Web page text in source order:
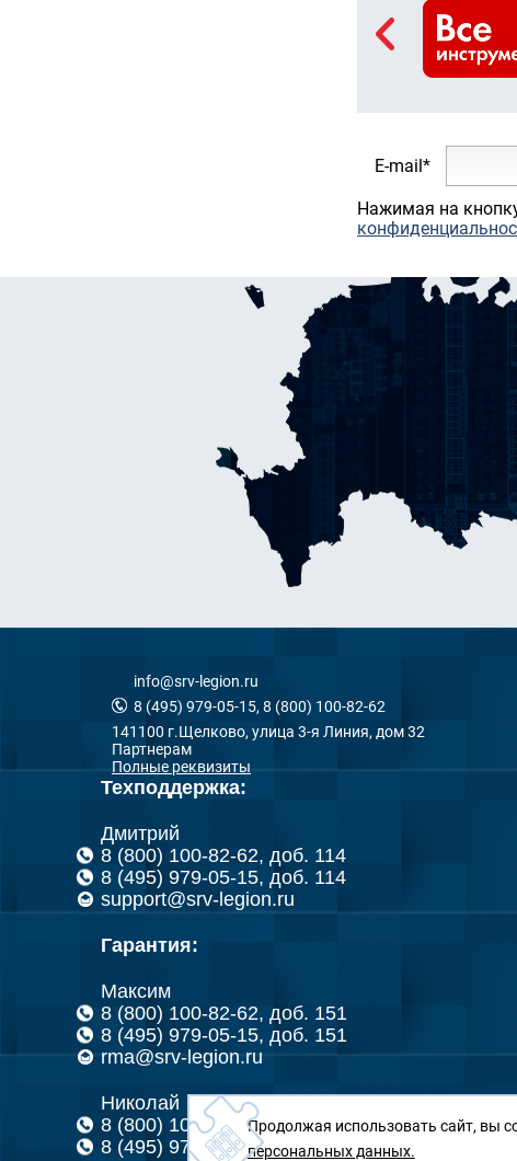
E-mail*
Нажимая на
info@srv-legion.ru
8 (495) 979-05-15, 8 (800) 100-82-62
141100 г.Щелково, улица 3-я Линия, дом 32
Партнерам
Полные реквизиты
Техподдержка:
Дмитрий
8 (800) 100-82-62, доб. 114
8 (495) 979-05-15, доб. 114
support@srv-legion.ru
Гарантия:
Максим
8 (800) 100-82-62, доб. 151
8 (495) 979-05-15, доб. 151
rma@srv-legion.ru
Николай
8 (800) 100-82-62, доб. 126
8 (495) 979-05-15, доб. 126
Продолжая использовать сайт, вы
персональных данных.